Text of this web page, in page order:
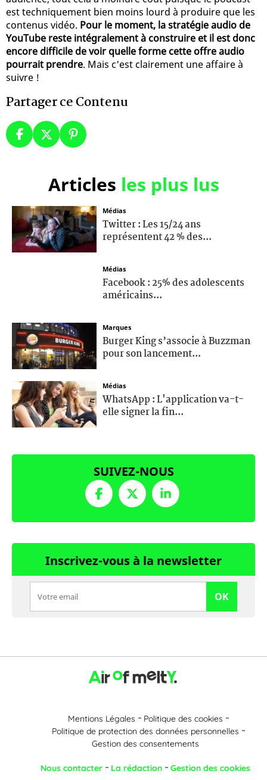
est techniquement bien moins lourd à produire que les
contenus vidéo. Pour le moment, la stratégie audio de
YouTube reste intégralement à construire et il est donc
encore difficile de voir quelle forme cette offre audio
pourrait prendre. Mais c'est clairement une affaire à
suivre !
Partager ce Contenu
Articles les plus lus
Médias
Twitter : Les 15/24 ans
représentent 42 % des...
Médias
Facebook : 25% des adolescents
américains...
Marques
Burger King s’associe à Buzzman
pour son lancement...
Médias
WhatsApp : L'application va-t-
elle signer la fin...
SUIVEZ-NOUS
Inscrivez-vous à la newsletter
OK
Mentions Légales
Politique des cookies
Politique de protection des données personnelles
Gestion des consentements
Nous contacter La rédaction Gestion des cookies